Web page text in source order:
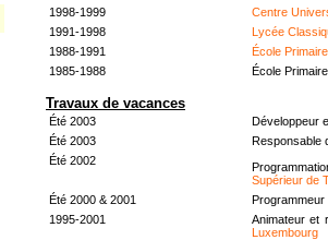
1998-1999
Centre
1991-1998
Lycée
1988-1991
École
1985-1988
École
Travaux de vacances
Été 2003
Développeur
Été 2003
Responsable
Été 2002
Supérieur de
Été 2000 & 2001
Programmeur
1995-2001
Animateur et
Luxembourg